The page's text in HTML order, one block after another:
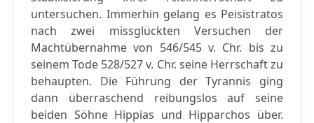
untersuchen. Immerhin gelang es Peisistratos
nach zwei missglückten Versuchen der
Machtübernahme von 546/545 v. Chr. bis zu
seinem Tode 528/527 v. Chr. seine Herrschaft zu
behaupten. Die Führung der Tyrannis ging
dann überraschend reibungslos auf seine
beiden Söhne Hippias und Hipparchos über.